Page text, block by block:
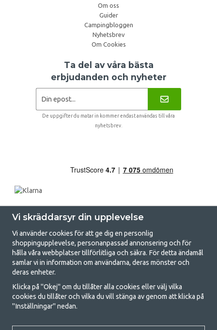
Om oss
Guider
Campingbloggen
Nyhetsbrev
Om Cookies
Ta del av våra bästa
erbjudanden och nyheter
De uppgifter du matar in kommer endast användas till våra
nyhetsbrev.
GetCamping.se - Din butik för camping
och uteliv
Att campa kan antingen vara en livsstil eller ett sätt att samla familjen
för ett gemensamt äventyr. Oavsett vilken kategori du tillhör hittar du
med att campa så därför erbjuder vi riktigt bra priser på familjetält,
Vi skräddarsyr din upplevelse
Vi använder cookies för att ge dig en personlig
shoppingupplevelse, personanpassad annonsering och för
hålla våra webbplatser tillförlitliga och säkra. För detta ändamål
samlar vi in information om användarna, deras mönster och
deras enheter.
Klicka på "Okej" om du tillåter alla cookies eller välj vilka
cookies du tillåter och vilka du vill stänga av genom att klicka på
"Inställningar" nedan.